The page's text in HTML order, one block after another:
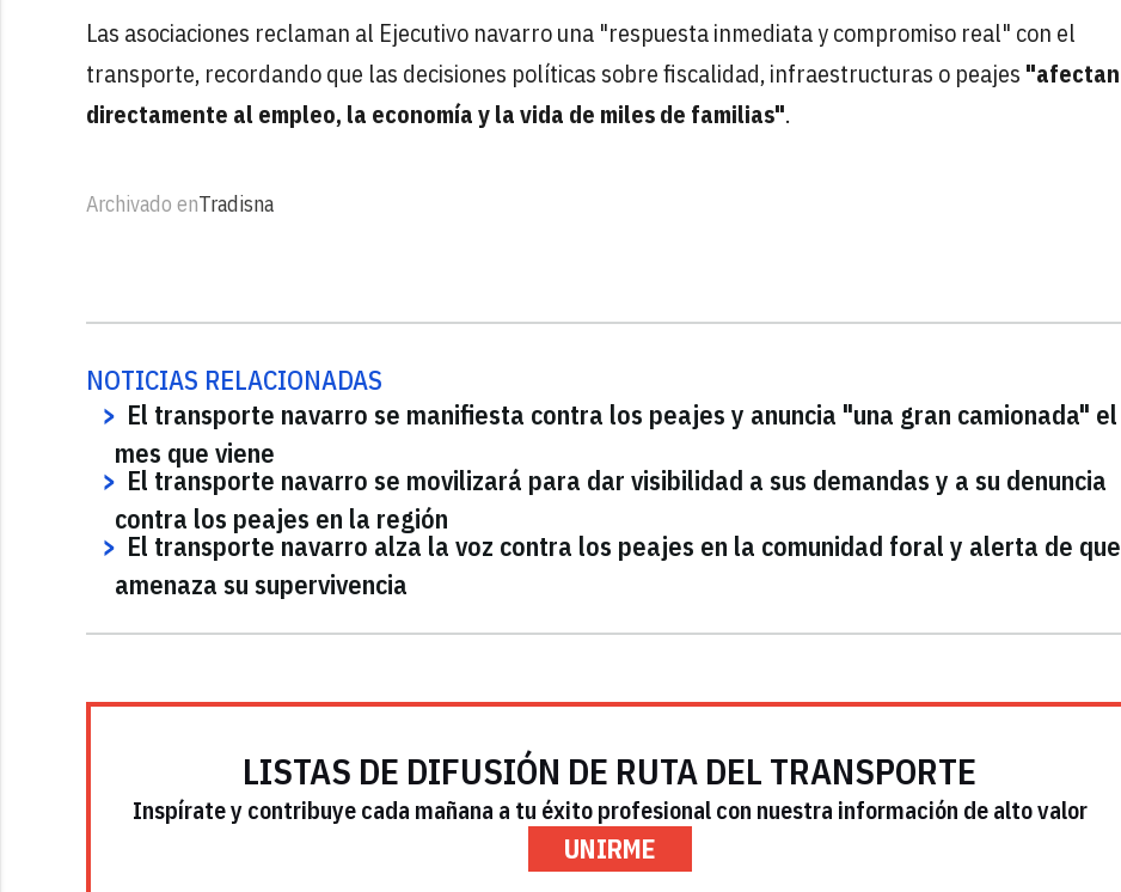
Las asociaciones reclaman al Ejecutivo navarro una "respuesta inmediata y compromiso real" con el
transporte, recordando que las decisiones políticas sobre fiscalidad, infraestructuras o peajes "afectan
directamente al empleo, la economía y la vida de miles de familias".
Archivado enTradisna
NOTICIAS RELACIONADAS
El transporte navarro se manifiesta contra los peajes y anuncia "una gran camionada" el
mes que viene
El transporte navarro se movilizará para dar visibilidad a sus demandas y a su denuncia
contra los peajes en la región
El transporte navarro alza la voz contra los peajes en la comunidad foral y alerta de que
amenaza su supervivencia
LISTAS DE DIFUSIÓN DE RUTA DEL TRANSPORTE
Inspírate y contribuye cada mañana a tu éxito profesional con nuestra información de alto valor
UNIRME